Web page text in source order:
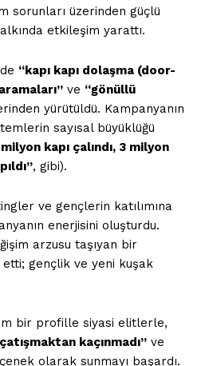
sorunları üzerinden güçlü
etkileşim yarattı.
“kapı kapı dolaşma (door-
ve “gönüllü
yürütüldü. Kampanyanın
sayısal büyüklüğü
kapı çalındı, 3 milyon
, gibi).
ve gençlerin katılımına
enerjisini oluşturdu.
arzusu taşıyan bir
gençlik ve yeni kuşak
bir profille siyasi elitlerle,
kaçınmadı” ve
olarak sunmayı başardı.